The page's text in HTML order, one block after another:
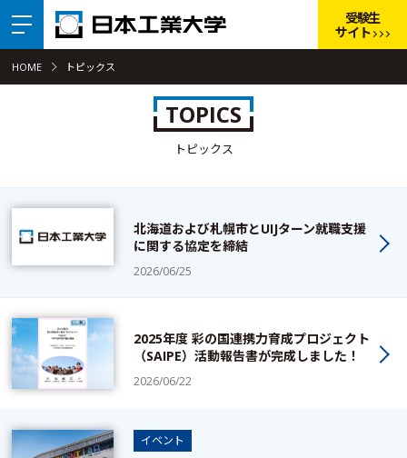
受験生
サイト
HOME トピックス
TOPICS
トピックス
北海道および札幌市とUIJターン就職支援
に関する協定を締結
2026/06/25
2025年度 彩の国連携力育成プロジェクト
（SAIPE）活動報告書が完成しました！
2026/06/22
イベント